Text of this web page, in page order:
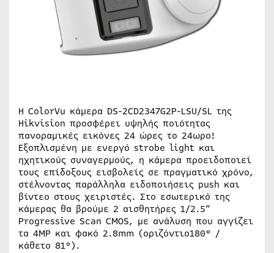
Η ColorVu κάμερα DS-2CD2347G2P-LSU/SL της
Hikvision προσφέρει υψηλής ποιότητας
πανοραμικές εικόνες 24 ώρες το 24ωρο!
Εξοπλισμένη με ενεργό strobe light και
ηχητικούς συναγερμούς, η κάμερα προειδοποιεί
τους επίδοξους εισβολείς σε πραγματικό χρόνο,
στέλνοντας παράλληλα ειδοποιήσεις push και
βίντεο στους χειριστές. Στο εσωτερικό της
κάμερας θα βρούμε 2 αισθητήρες 1/2.5”
Progressive Scan CMOS, με ανάλυση που αγγίζει
τα 4MP και φακό 2.8mm (οριζόντιο180° /
κάθετο 81°).